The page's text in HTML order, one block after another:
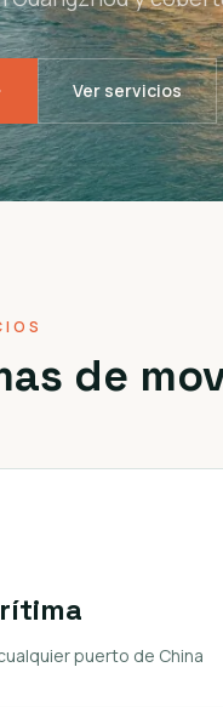
Ver servicios
de
puerto de China